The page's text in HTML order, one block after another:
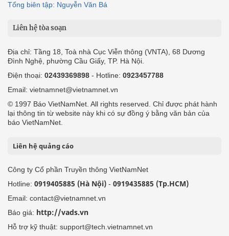
Tổng biên tập: Nguyễn Văn Bá
Liên hệ tòa soạn
Địa chỉ: Tầng 18, Toà nhà Cục Viễn thông (VNTA), 68 Dương
Đình Nghệ, phường Cầu Giấy, TP. Hà Nội.
Điện thoại: 02439369898 - Hotline: 0923457788
Email: vietnamnet@vietnamnet.vn
© 1997 Báo VietNamNet. All rights reserved. Chỉ được phát hành
lại thông tin từ website này khi có sự đồng ý bằng văn bản của
báo VietNamNet.
Liên hệ quảng cáo
Công ty Cổ phần Truyền thông VietNamNet
Hotline: 0919405885 (Hà Nội) - 0919435885 (Tp.HCM)
Email: contact@vietnamnet.vn
Báo giá: http://vads.vn
Hỗ trợ kỹ thuật: support@tech.vietnamnet.vn